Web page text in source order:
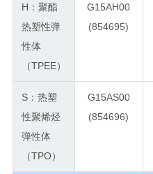
H：聚酯
热塑性弹
性体
（TPEE）
G15AH00
(854695)
S：热塑
性聚烯烃
弹性体
（TPO）
G15AS00
(854696)